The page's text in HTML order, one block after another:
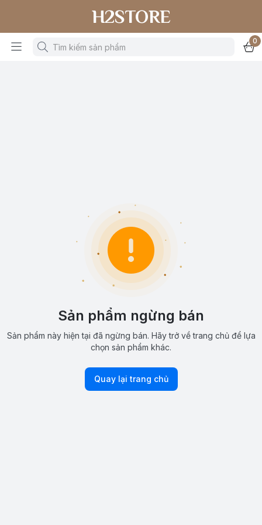
H2STORE
0
Sản phẩm ngừng bán
Sản phẩm này hiện tại đã ngừng bán. Hãy trở về trang chủ để lựa
chọn sản phẩm khác.
Quay lại trang chủ